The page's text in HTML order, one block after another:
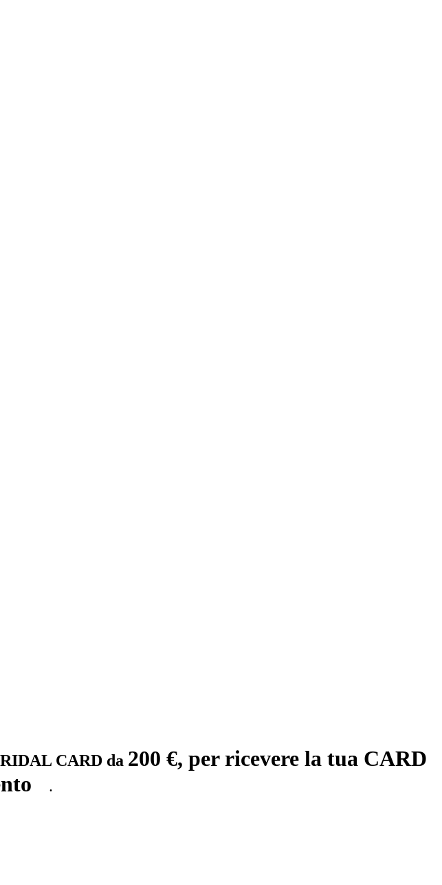
CARD da 200 €, per ricevere la tua CARD
.